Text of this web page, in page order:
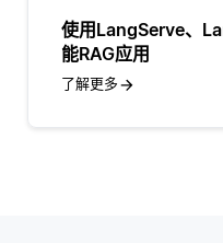
使用LangServe、
能RAG应用
了解更多